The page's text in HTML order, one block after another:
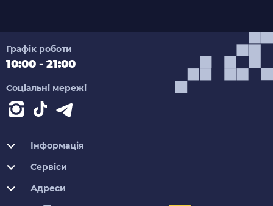
Графік роботи
10:00 - 21:00
Соціальні мережі
Інформація
Сервіси
Адреси